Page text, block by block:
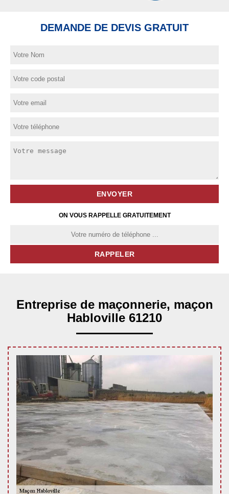
DEMANDE DE DEVIS GRATUIT
ON VOUS RAPPELLE GRATUITEMENT
Entreprise de maçonnerie, maçon
Habloville 61210